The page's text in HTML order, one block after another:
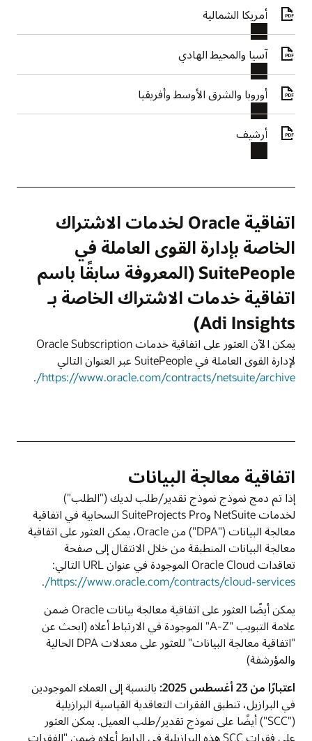
أمريكا الشمالية
آسيا والمحيط الهادي
أوروبا والشرق الأوسط وأفريقيا
أرشيف
اتفاقية Oracle لخدمات الاشتراك
الخاصة بإدارة القوى العاملة في
SuitePeople (المعروفة سابقًا باسم
اتفاقية خدمات الاشتراك الخاصة بـ
Adi Insights)
يمكن الآن العثور على اتفاقية خدمات Oracle Subscription
لإدارة القوى العاملة في SuitePeople‏ عبر العنوان التالي
https://www.oracle.com/contracts/netsuite/archive/
.
اتفاقية معالجة البيانات
إذا تم دمج نموذج نموذج تقدير/طلب لديك ("الطلب")
لخدمات NetSuite وSuiteProjects Pro السحابية في اتفاقية
معالجة البيانات ("DPA") من Oracle، يمكن العثور على اتفاقية
معالجة البيانات المنطبقة من خلال الانتقال إلى صفحة
تعاقدات Oracle Cloud الموجودة في عنوان URL التالي:
https://www.oracle.com/contracts/cloud-services/
.
يمكن أيضًا العثور على اتفاقية معالجة بيانات Oracle ضمن
علامة التبويب "A-Z" الموجودة في الارتباط أعلاه (ابحث عن
"اتفاقية معالجة البيانات" للعثور على معدلات DPA الحالية
والمؤرشفة)
اعتبارًا من 23 أغسطس 2025:
بالنسبة إلى العملاء الموجودين
في البرازيل، تنطبق الفقرات التعاقدية القياسية البرازيلية
("SCC") أيضًا على نموذج تقدير/طلب العميل. يمكن العثور
على فقرات SCC هذه البرازيلية في الرابط أعلاه ضمن "الفقرات